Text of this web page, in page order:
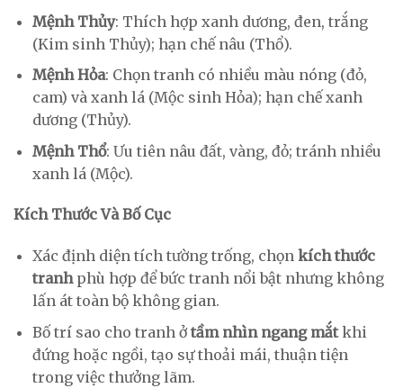
Mệnh Thủy: Thích hợp xanh dương, đen, trắng
(Kim sinh Thủy); hạn chế nâu (Thổ).
Mệnh Hỏa: Chọn tranh có nhiều màu nóng (đỏ,
cam) và xanh lá (Mộc sinh Hỏa); hạn chế xanh
dương (Thủy).
Mệnh Thổ: Ưu tiên nâu đất, vàng, đỏ; tránh nhiều
xanh lá (Mộc).
Kích Thước Và Bố Cục
Xác định diện tích tường trống, chọn kích thước
tranhphù hợp để bức tranh nổi bật nhưng không
lấn át toàn bộ không gian.
Bố trí sao cho tranh ở tầm nhìn ngang mắtkhi
đứng hoặc ngồi, tạo sự thoải mái, thuận tiện
trong việc thưởng lãm.